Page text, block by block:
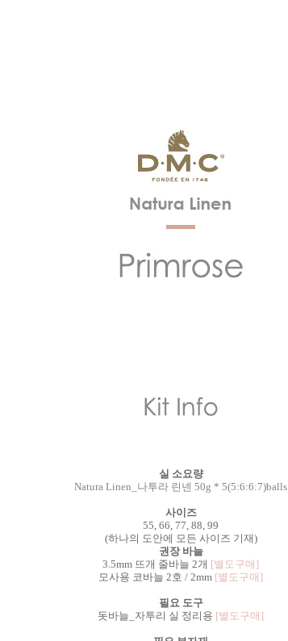
실 소요량
Natura Linen_나투라 린넨 50g * 5(5:6:6:7)balls
사이즈
55, 66, 77, 88, 99
(하나의 도안에 모든 사이즈 기재)
권장 바늘
3.5mm 뜨개 줄바늘 2개 [별도구매]
모사용 코바늘 2호 / 2mm [별도구매]
필요 도구
돗바늘_자투리 실 정리용 [별도구매]